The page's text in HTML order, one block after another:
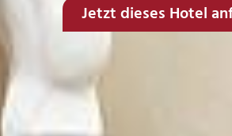
Jetzt dieses Hotel